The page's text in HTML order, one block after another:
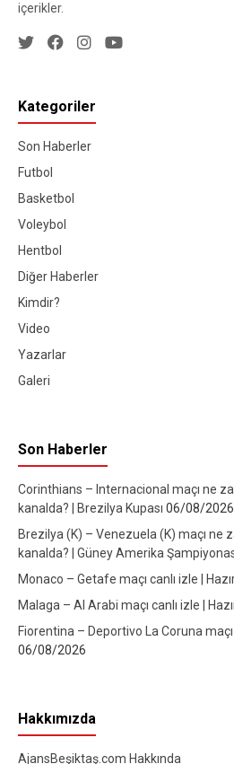
içerikler.
Kategoriler
Son Haberler
Futbol
Basketbol
Voleybol
Hentbol
Diğer Haberler
Kimdir?
Video
Yazarlar
Galeri
Son Haberler
Corinthians – Internacional maçı ne
kanalda? | Brezilya Kupası 06/08/2026
Brezilya (K) – Venezuela (K) maçı ne
kanalda? | Güney Amerika
Monaco – Getafe maçı canlı izle |
Malaga – Al Arabi maçı canlı izle |
Fiorentina – Deportivo La Coruna maçı
06/08/2026
Hakkımızda
AjansBeşiktaş.com Hakkında